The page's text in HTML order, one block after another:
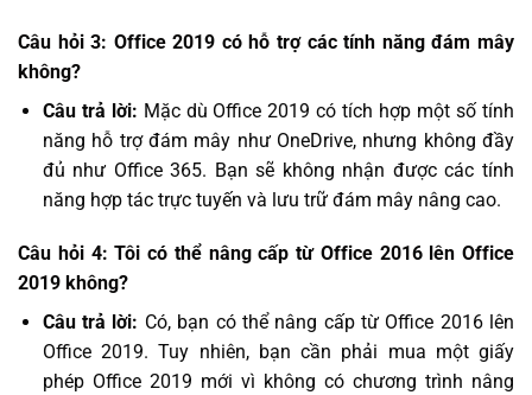
Câu hỏi 3: Office 2019 có hỗ trợ các tính năng đám mây
không?
Câu trả lời: Mặc dù Office 2019 có tích hợp một số tính
năng hỗ trợ đám mây như OneDrive, nhưng không đầy
đủ như Office 365. Bạn sẽ không nhận được các tính
năng hợp tác trực tuyến và lưu trữ đám mây nâng cao.
Câu hỏi 4: Tôi có thể nâng cấp từ Office 2016 lên Office
2019 không?
Câu trả lời: Có, bạn có thể nâng cấp từ Office 2016 lên
Office 2019. Tuy nhiên, bạn cần phải mua một giấy
phép Office 2019 mới vì không có chương trình nâng